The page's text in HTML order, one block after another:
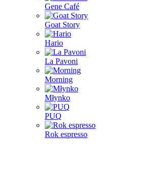
Gene Café
Goat Story
Hario
La Pavoni
Morning
Młynko
PUQ
Rok espresso